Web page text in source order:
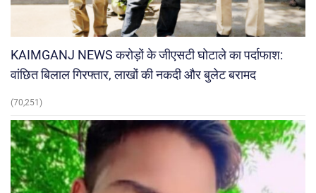
KAIMGANJ NEWS करोड़ों के जीएसटी घोटाले का पर्दाफाश:
वांछित बिलाल गिरफ्तार, लाखों की नकदी और बुलेट बरामद
(70,251)